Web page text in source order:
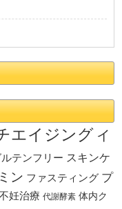
エイジング イ
ルテンフリー スキンケ
ン ファスティング プ
妊治療 代謝酵素 体内ク